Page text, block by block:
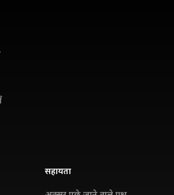
सहायता